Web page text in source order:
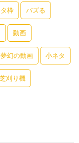
枠 バズる
動画
夢幻の動画 小ネタ
芝刈り機